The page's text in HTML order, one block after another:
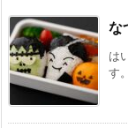
な
は
す